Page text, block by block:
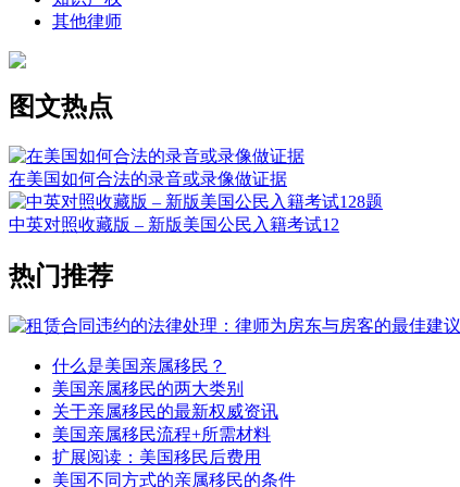
其他律师
图文热点
在美国如何合法的录音或录像做证据
中英对照收藏版 – 新版美国公民入籍考试12
热门推荐
什么是美国亲属移民？
美国亲属移民的两大类别
关于亲属移民的最新权威资讯
美国亲属移民流程+所需材料
扩展阅读：美国移民后费用
美国不同方式的亲属移民的条件